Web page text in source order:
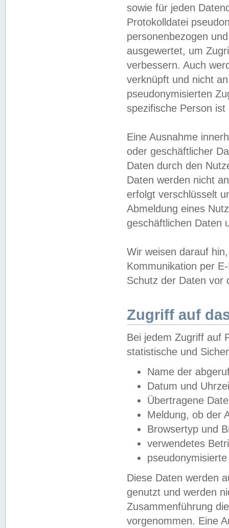
sowie für jeden
Protokolldatei
personenbezogen
ausgewertet, um
verbessern. Auch
verknüpft und nicht
pseudonymisierten
spezifische Person
Eine Ausnahme
oder geschäftlicher
Daten durch den
Daten werden nicht
erfolgt verschlüsselt
Abmeldung eines
geschäftlichen Daten
Wir weisen darauf
Kommunikation per
Schutz der Daten vor
Zugriff auf
Bei jedem Zugriff auf
statistische und
Name der
Datum und
Übertragene
Meldung, ob der
Browsertyp und
verwendetes
Diese Daten werden
genutzt und werden
Zusammenführung
vorgenommen. Eine